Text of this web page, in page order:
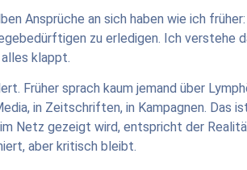
Ansprüche an sich haben wie ich
zu erledigen. Ich verstehe
klappt.
Früher sprach kaum jemand über
in Zeitschriften, in Kampagnen.
Netz gezeigt wird, entspricht der
aber kritisch bleibt.